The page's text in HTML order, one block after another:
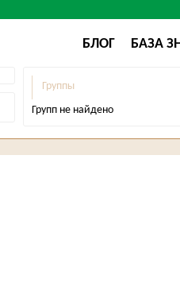
БЛОГ БАЗА
Группы
Групп не найдено